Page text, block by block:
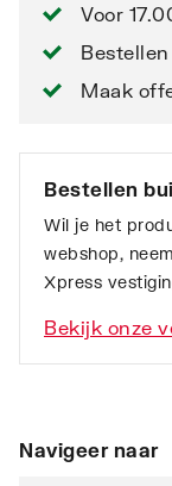
Voor
Maak
Bestellen
Wil je het
webshop,
Xpress
Bekijk onze
Navigeer naar